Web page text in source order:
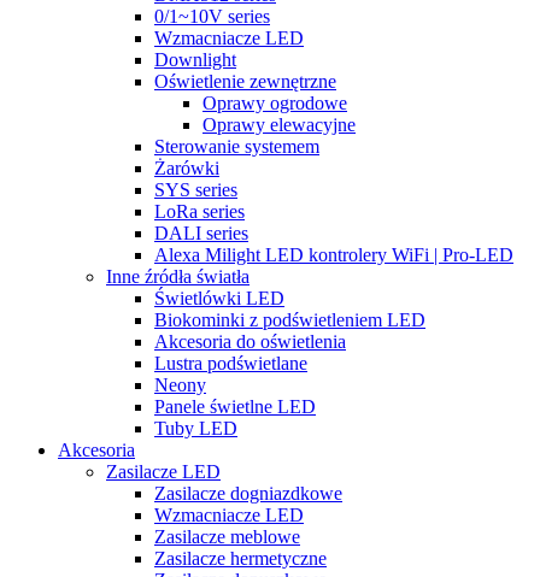
0/1~10V series
Wzmacniacze LED
Downlight
Oświetlenie zewnętrzne
Oprawy ogrodowe
Oprawy elewacyjne
Sterowanie systemem
Żarówki
SYS series
LoRa series
DALI series
Alexa Milight LED kontrolery WiFi | Pro-LED
Inne źródła światła
Świetlówki LED
Biokominki z podświetleniem LED
Akcesoria do oświetlenia
Lustra podświetlane
Neony
Panele świetlne LED
Tuby LED
Akcesoria
Zasilacze LED
Zasilacze dogniazdkowe
Wzmacniacze LED
Zasilacze meblowe
Zasilacze hermetyczne